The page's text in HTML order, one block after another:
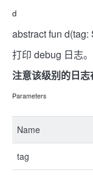
d
abstract fun d(tag:
打印 debug 日志。
注意该级别的日志
Parameters
Name
tag